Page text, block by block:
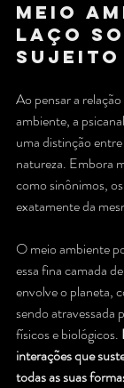
Meio
laço
sujeito
Ao pensar a
ambiente, a
uma distinção
natureza. Embora
como sinônimos,
exatamente da
O meio ambiente
essa fina camada
envolve o planeta,
sendo atravessada
físicos e biológicos.
interações que
todas as suas